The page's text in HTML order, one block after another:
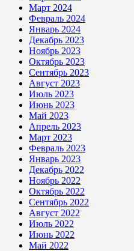
Март 2024
Февраль 2024
Январь 2024
Декабрь 2023
Ноябрь 2023
Октябрь 2023
Сентябрь 2023
Август 2023
Июль 2023
Июнь 2023
Май 2023
Апрель 2023
Март 2023
Февраль 2023
Январь 2023
Декабрь 2022
Ноябрь 2022
Октябрь 2022
Сентябрь 2022
Август 2022
Июль 2022
Июнь 2022
Май 2022